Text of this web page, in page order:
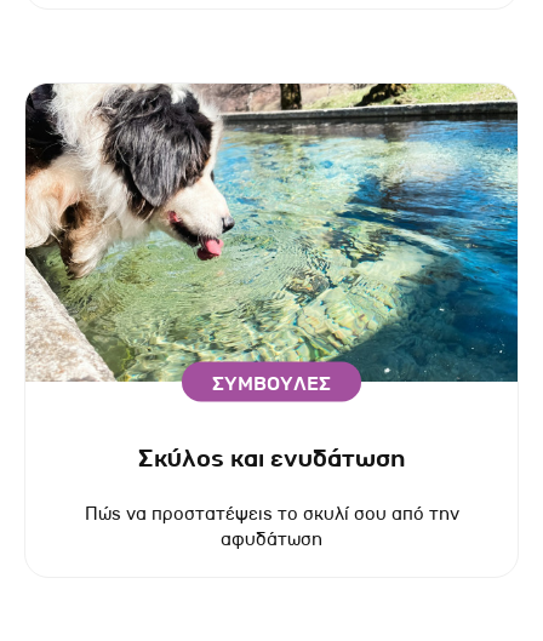
ΣΥΜΒΟΥΛΕΣ
Σκύλος και ενυδάτωση
Πώς να προστατέψεις το σκυλί σου από την
αφυδάτωση